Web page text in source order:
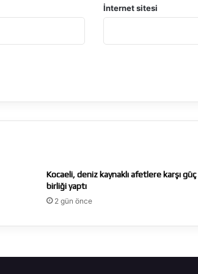
İnternet sitesi
Kocaeli, deniz kaynaklı afetlere karşı güç
birliği yaptı
2 gün önce